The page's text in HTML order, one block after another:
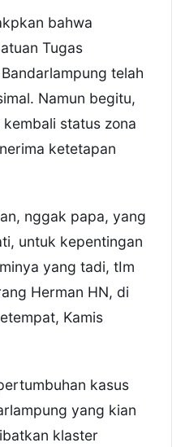
bahwa
Tugas
telah
Namun begitu,
status zona
ketetapan
nggak papa, yang
untuk kepentingan
yang tadi, tIm
Herman HN, di
Kamis
kasus
yang kian
klaster